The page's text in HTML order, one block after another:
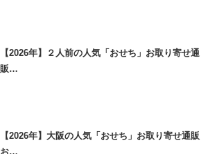
【2026年】２人前の人気「おせち」お取り寄せ通
販…
【2026年】大阪の人気「おせち」お取り寄せ通販
お…